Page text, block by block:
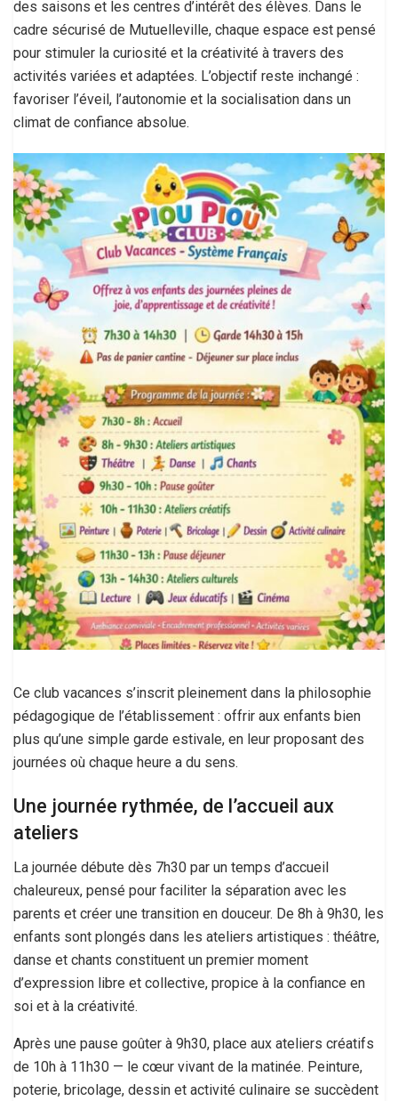
des saisons et les centres d’intérêt des élèves. Dans le
cadre sécurisé de Mutuelleville, chaque espace est pensé
pour stimuler la curiosité et la créativité à travers des
activités variées et adaptées. L’objectif reste inchangé :
favoriser l’éveil, l’autonomie et la socialisation dans un
climat de confiance absolue.
Ce club vacances s’inscrit pleinement dans la philosophie
pédagogique de l’établissement : offrir aux enfants bien
plus qu’une simple garde estivale, en leur proposant des
journées où chaque heure a du sens.
Une journée rythmée, de l’accueil aux
ateliers
La journée débute dès 7h30 par un temps d’accueil
chaleureux, pensé pour faciliter la séparation avec les
parents et créer une transition en douceur. De 8h à 9h30, les
enfants sont plongés dans les ateliers artistiques : théâtre,
danse et chants constituent un premier moment
d’expression libre et collective, propice à la confiance en
soi et à la créativité.
Après une pause goûter à 9h30, place aux ateliers créatifs
de 10h à 11h30 — le cœur vivant de la matinée. Peinture,
poterie, bricolage, dessin et activité culinaire se succèdent